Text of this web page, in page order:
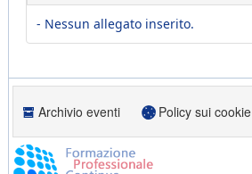
- Nessun allegato inserito.
Archivio eventi Policy sui cookie